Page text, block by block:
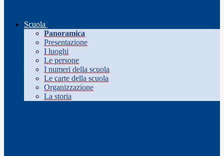
Scuola
Panoramica
Presentazione
I luoghi
Le persone
I numeri della scuola
Le carte della scuola
Organizzazione
La storia